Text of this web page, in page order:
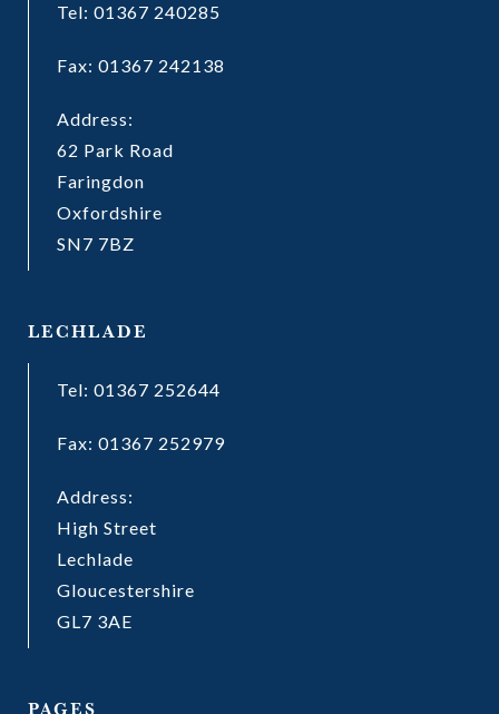
PAGES
Tel: 01367 252644
Fax: 01367 252979
Address:
High Street
Lechlade
Gloucestershire
GL7 3AE
LECHLADE
Tel: 01367 240285
Fax: 01367 242138
Address:
62 Park Road
Faringdon
Oxfordshire
SN7 7BZ